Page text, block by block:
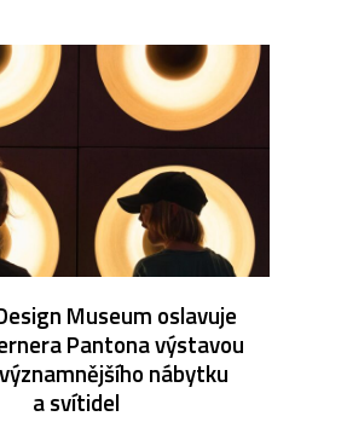
Museum oslavuje
Pantona výstavou
nábytku
a svítidel